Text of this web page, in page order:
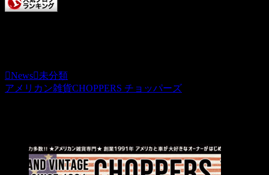
News
未分類
アメリカン雑貨CHOPPERS チョッパーズ